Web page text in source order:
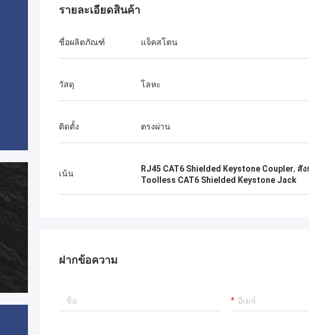
รายละเอียดสินค้า
ชื่อผลิตภัณฑ์ แจ็คสโตน
วัสดุ โลหะ
ติดตั้ง ตรงผ่าน
เน้น RJ45 CAT6 Shielded Keystone Coupler, สั
Toolless CAT6 Shielded Keystone Jack
ฝากข้อความ